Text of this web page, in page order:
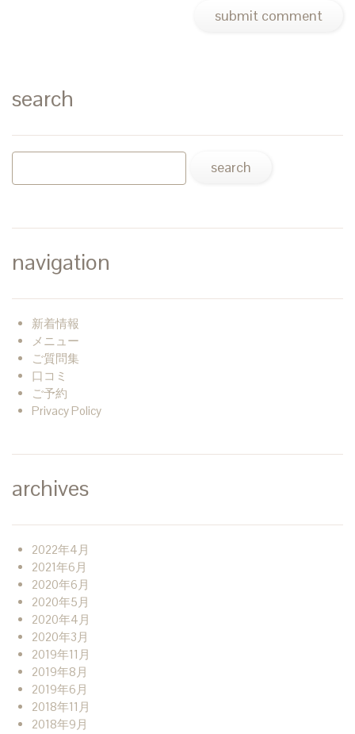
search
navigation
新着情報
メニュー
ご質問集
口コミ
ご予約
Privacy Policy
archives
2022年4月
2021年6月
2020年6月
2020年5月
2020年4月
2020年3月
2019年11月
2019年8月
2019年6月
2018年11月
2018年9月